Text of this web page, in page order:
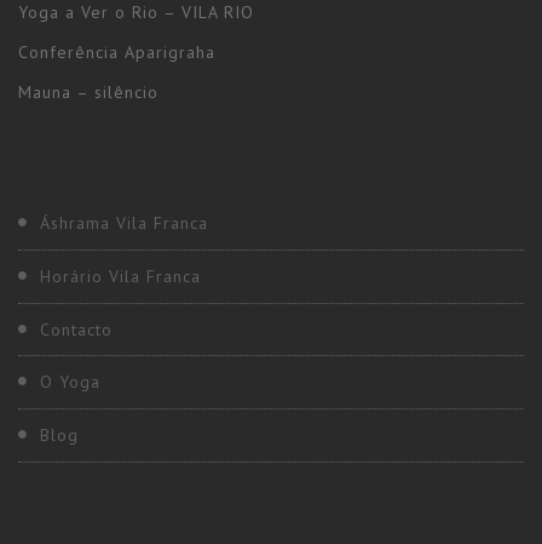
Yoga a Ver o Rio – VILA RIO
Conferência Aparigraha
Mauna – silêncio
Áshrama Vila Franca
Horário Vila Franca
Contacto
O Yoga
Blog